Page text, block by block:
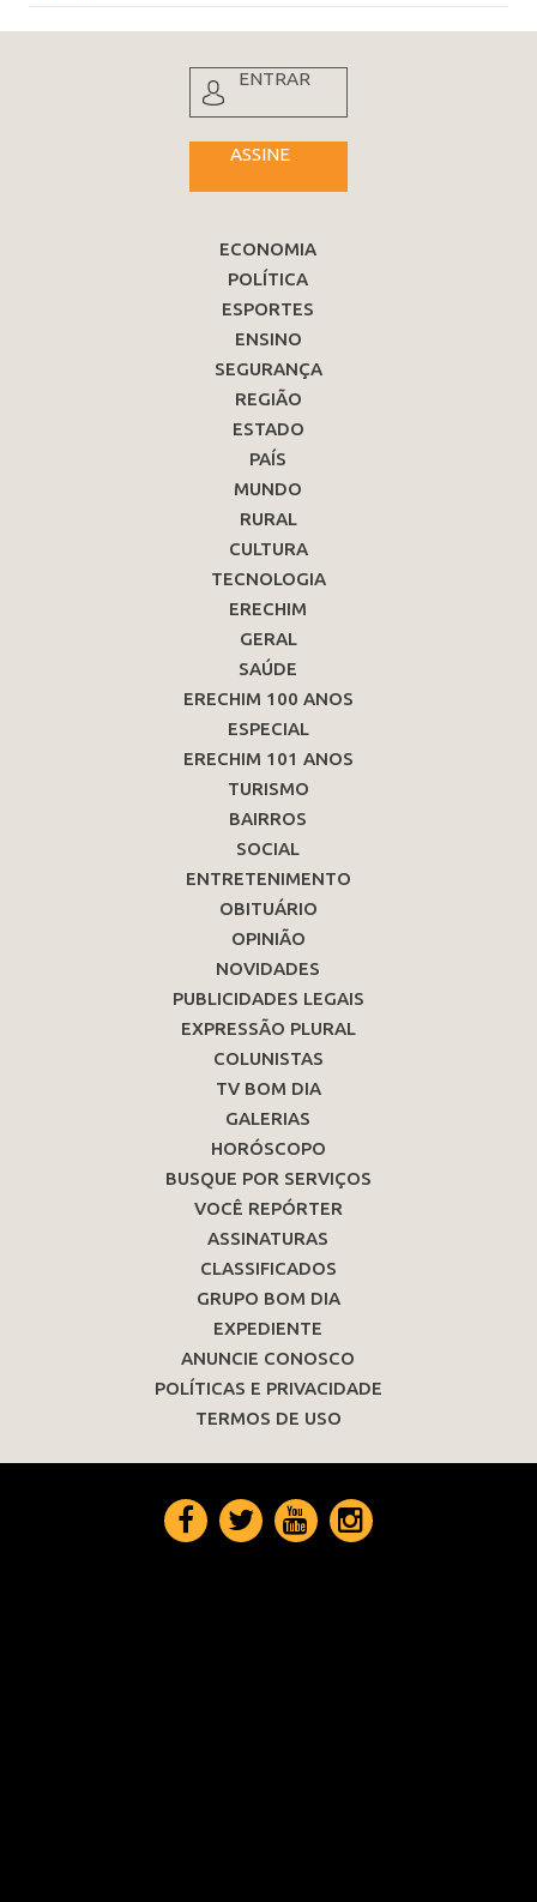
ENTRAR
ASSINE
ECONOMIA
POLÍTICA
ESPORTES
ENSINO
SEGURANÇA
REGIÃO
ESTADO
PAÍS
MUNDO
RURAL
CULTURA
TECNOLOGIA
ERECHIM
GERAL
SAÚDE
ERECHIM 100 ANOS
ESPECIAL
ERECHIM 101 ANOS
TURISMO
BAIRROS
SOCIAL
ENTRETENIMENTO
OBITUÁRIO
OPINIÃO
NOVIDADES
PUBLICIDADES LEGAIS
EXPRESSÃO PLURAL
COLUNISTAS
TV BOM DIA
GALERIAS
HORÓSCOPO
BUSQUE POR SERVIÇOS
VOCÊ REPÓRTER
ASSINATURAS
CLASSIFICADOS
GRUPO BOM DIA
EXPEDIENTE
ANUNCIE CONOSCO
POLÍTICAS E PRIVACIDADE
TERMOS DE USO